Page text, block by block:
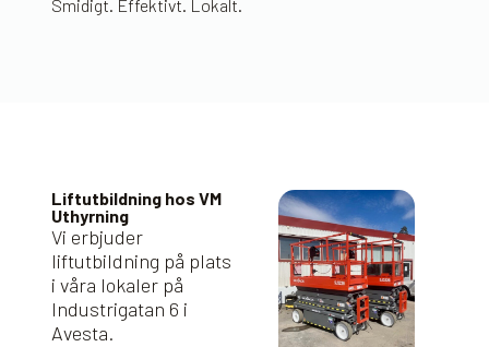
Smidigt. Effektivt. Lokalt.
Liftutbildning hos VM
Uthyrning
Vi erbjuder
liftutbildning på plats
i våra lokaler på
Industrigatan 6 i
Avesta.